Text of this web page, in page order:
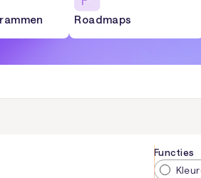
Roadmaps
Functies